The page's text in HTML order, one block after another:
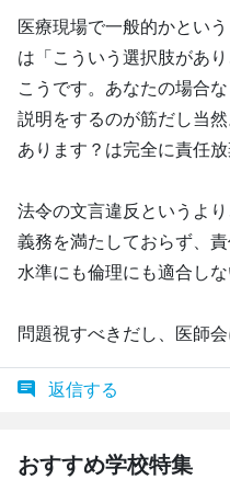
医療現場で一般的かとい
は「こういう選択肢があ
こうです。あなたの場合
説明をするのが筋だし当
あります？は完全に責任
法令の文言違反というよ
義務を満たしておらず、
水準にも倫理にも適合しな
問題視すべきだし、医師
返信する
おすすめ学校特集